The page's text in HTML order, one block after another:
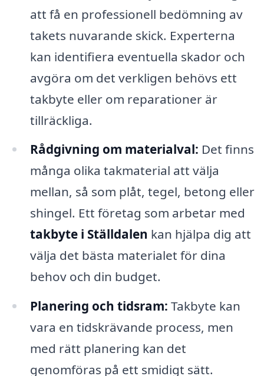
att få en professionell bedömning av
takets nuvarande skick. Experterna
kan identifiera eventuella skador och
avgöra om det verkligen behövs ett
takbyte eller om reparationer är
tillräckliga.
Rådgivning om materialval: Det finns
många olika takmaterial att välja
mellan, så som plåt, tegel, betong eller
shingel. Ett företag som arbetar med
takbyte i Ställdalen kan hjälpa dig att
välja det bästa materialet för dina
behov och din budget.
Planering och tidsram: Takbyte kan
vara en tidskrävande process, men
med rätt planering kan det
genomföras på ett smidigt sätt.